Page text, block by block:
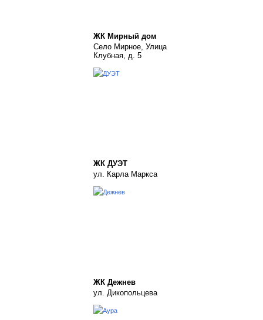
ЖК Мирный дом
Село Мирное, Улица
Клубная, д. 5
ЖК ДУЭТ
ул. Карла Маркса
ЖК Дежнев
ул. Дикопольцева